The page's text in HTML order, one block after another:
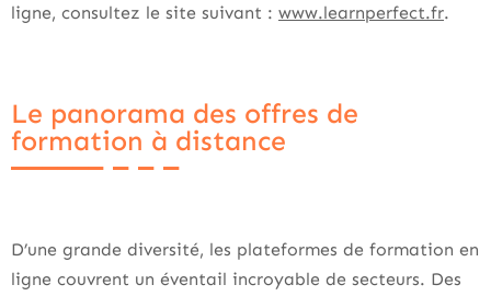
ligne, consultez le site suivant : www.learnperfect.fr.
Le panorama des offres de
formation à distance
D’une grande diversité, les plateformes de formation en
ligne couvrent un éventail incroyable de secteurs. Des